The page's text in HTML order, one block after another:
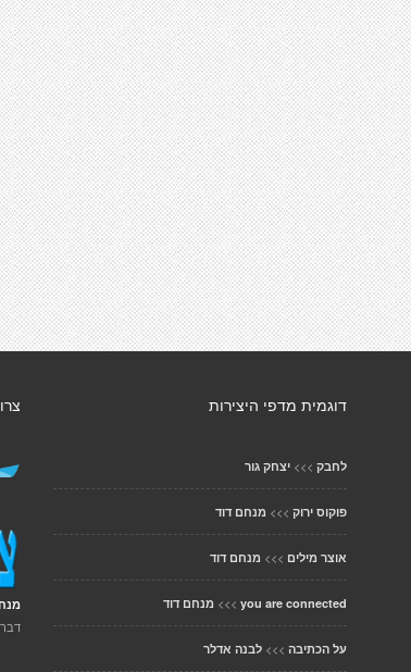
דוגמית מדפי היצירות
לחבק >>> יצחק גור
פוקוס ירוק >>> מנחם דוד
אוצר מילים >>> מנחם דוד
you are connected
>>> מנחם דוד
על הכתיבה >>> לבנה אדלר